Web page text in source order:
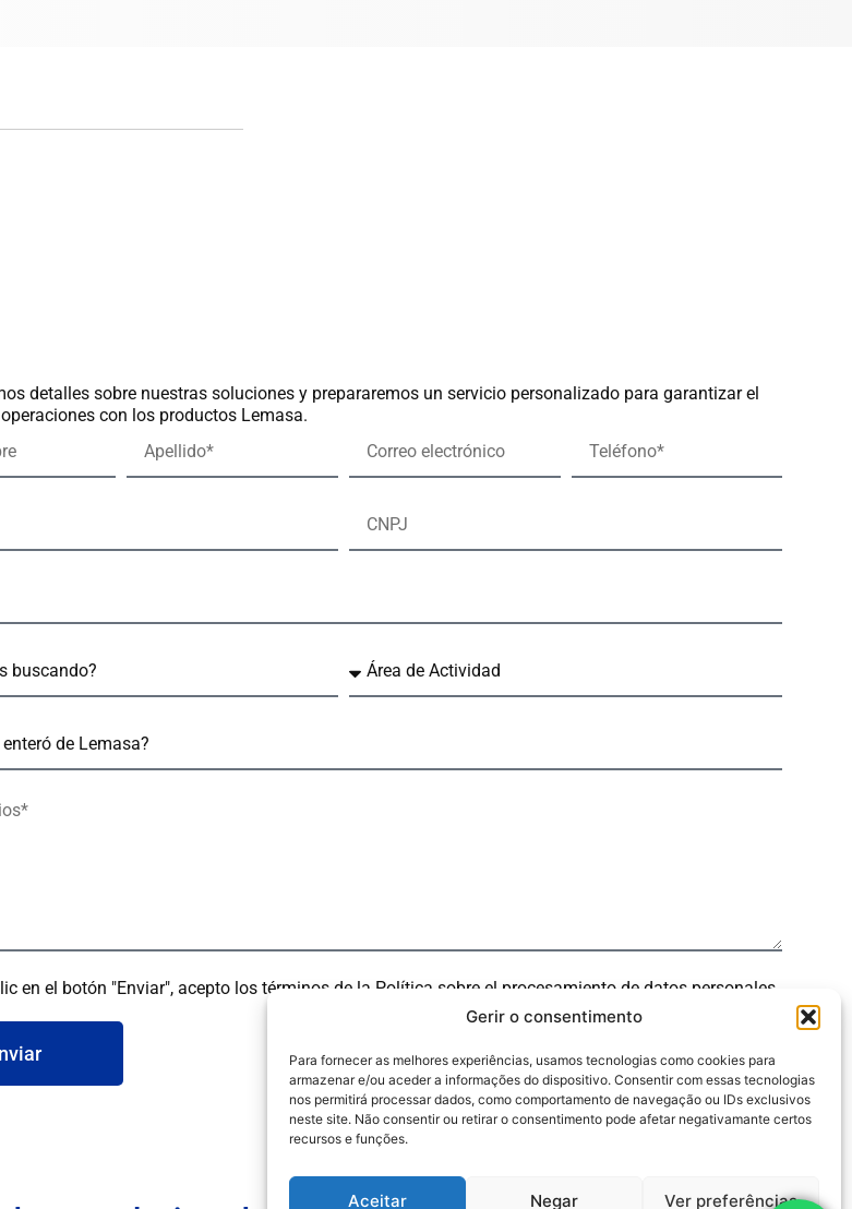
Gerir o consentimento
Para fornecer as melhores experiências, usamos tecnologias como cookies para
armazenar e/ou aceder a informações do dispositivo. Consentir com essas tecnologias
nos permitirá processar dados, como comportamento de navegação ou IDs exclusivos
neste site. Não consentir ou retirar o consentimento pode afetar negativamante certos
recursos e funções.
Aceitar Negar Ver preferências
detalles sobre nuestras soluciones y prepararemos un servicio personalizado para garantizar el
con los productos Lemasa.
en el botón "Enviar", acepto los términos de la Política sobre el procesamiento de datos personales.